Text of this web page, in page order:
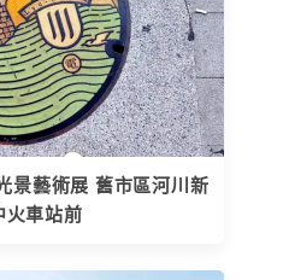
景藝術展 舊市區河川新
火車站前